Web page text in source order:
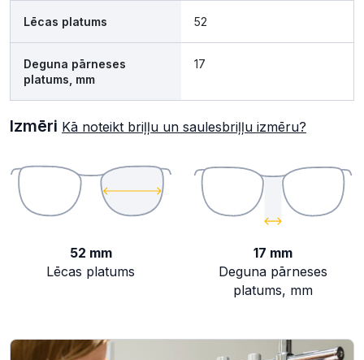
Lēcas platums 52
Deguna pārneses
platums, mm
17
Izmēri Kā noteikt briļļu un saulesbriļļu izmēru?
52 mm
Lēcas platums
17 mm
Deguna pārneses
platums, mm